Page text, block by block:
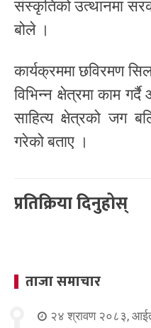
संस्कृतिको उत्थानमा
बोले ।
कार्यक्रममा छविरमण
विभिन्न क्षेत्रमा काम
साहित्य क्षेत्रको जग
गरेको बताए ।
प्रतिक्रिया दिनुहोस्
ताजा समाचार
२४ श्रावण २०८३,